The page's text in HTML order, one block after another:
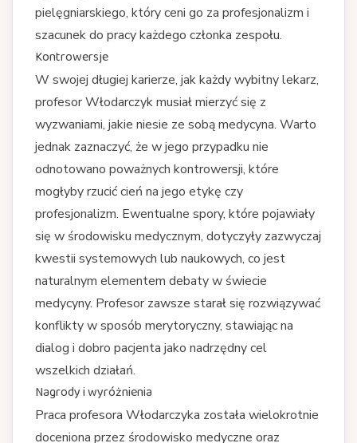
pielęgniarskiego, który ceni go za profesjonalizm i
szacunek do pracy każdego członka zespołu.
Kontrowersje
W swojej długiej karierze, jak każdy wybitny lekarz,
profesor Włodarczyk musiał mierzyć się z
wyzwaniami, jakie niesie ze sobą medycyna. Warto
jednak zaznaczyć, że w jego przypadku nie
odnotowano poważnych kontrowersji, które
mogłyby rzucić cień na jego etykę czy
profesjonalizm. Ewentualne spory, które pojawiały
się w środowisku medycznym, dotyczyły zazwyczaj
kwestii systemowych lub naukowych, co jest
naturalnym elementem debaty w świecie
medycyny. Profesor zawsze starał się rozwiązywać
konflikty w sposób merytoryczny, stawiając na
dialog i dobro pacjenta jako nadrzędny cel
wszelkich działań.
Nagrody i wyróżnienia
Praca profesora Włodarczyka została wielokrotnie
doceniona przez środowisko medyczne oraz